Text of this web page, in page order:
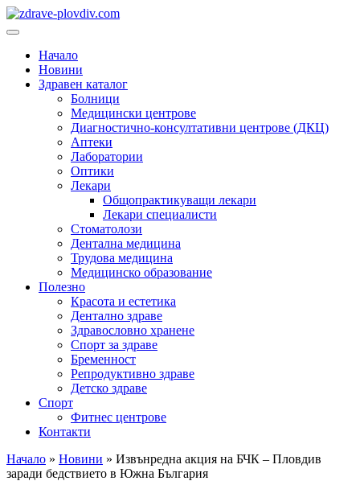
Преминете
към
Основно
Начало
Новини
Здравен каталог
Болници
Медицински центрове
Диагностично-консултативни центрове (ДКЦ)
Аптеки
Лаборатории
Оптики
Лекари
Общопрактикуващи лекари
Лекари специалисти
Стоматолози
Дентална медицина
Трудова медицина
Медицинско образование
Полезно
Красота и естетика
Дентално здраве
Здравословно хранене
Спорт за здраве
Бременност
Репродуктивно здраве
Детско здраве
Спорт
Фитнес центрове
Контакти
Начало » Новини » Извънредна акция на БЧК – Пловдив
заради бедствието в Южна България